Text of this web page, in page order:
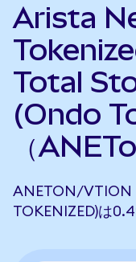
Arista
Total
(Ondo
（
ANETON/VTION
TOKENIZED)は